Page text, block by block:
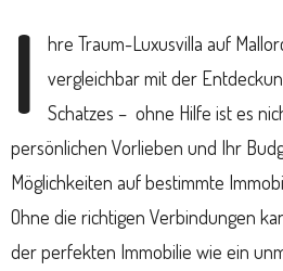
I hre Traum-Luxusvilla auf
vergleichbar mit der
Schatzes – ohne Hilfe ist es
persönlichen Vorlieben und Ihr
Möglichkeiten auf bestimmte
Ohne die richtigen Verbindungen
der perfekten Immobilie wie ein